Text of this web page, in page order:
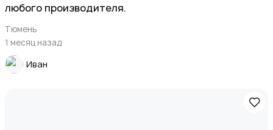
любого производителя.
Тюмень
1 месяц назад
Иван